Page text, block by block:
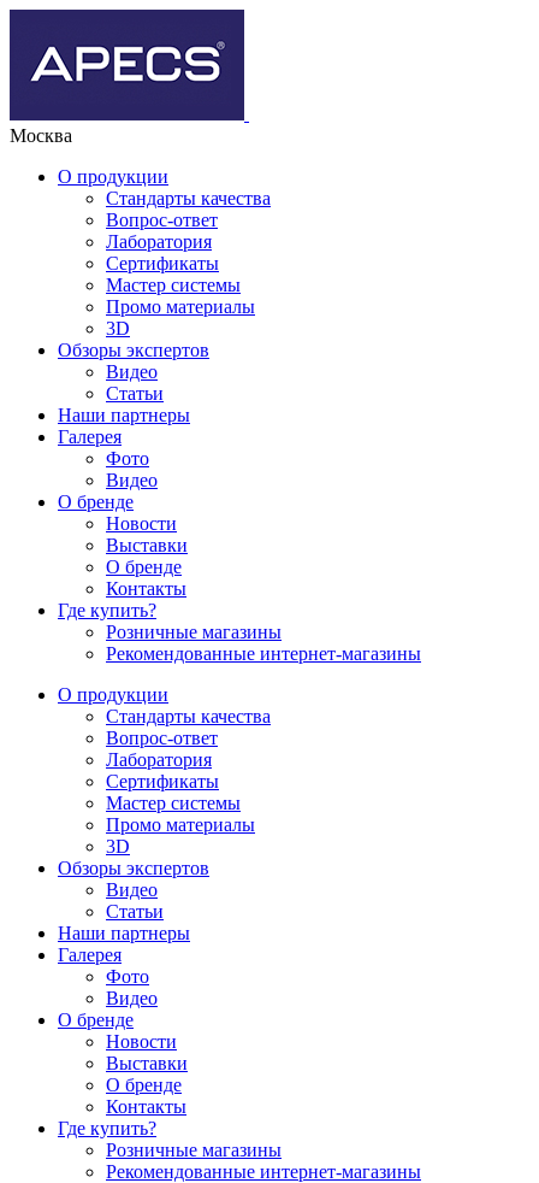
Москва
О продукции
Стандарты качества
Вопрос-ответ
Лаборатория
Сертификаты
Мастер системы
Промо материалы
3D
Обзоры экспертов
Видео
Статьи
Наши партнеры
Галерея
Фото
Видео
О бренде
Новости
Выставки
О бренде
Контакты
Где купить?
Розничные магазины
Рекомендованные интернет-магазины
О продукции
Стандарты качества
Вопрос-ответ
Лаборатория
Сертификаты
Мастер системы
Промо материалы
3D
Обзоры экспертов
Видео
Статьи
Наши партнеры
Галерея
Фото
Видео
О бренде
Новости
Выставки
О бренде
Контакты
Где купить?
Розничные магазины
Рекомендованные интернет-магазины